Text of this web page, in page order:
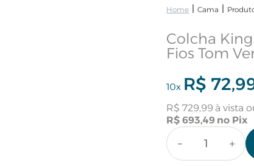
Cama
Colcha
Fios Tom
10x R$ 72,
R$ 729,99
R$ 693,49
＋
－